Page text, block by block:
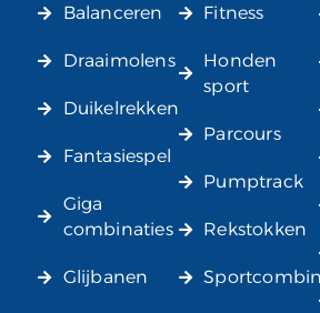
Balanceren
Draaimolens
Duikelrekken
Fantasiespel
Giga
combinaties
Glijbanen
Fitness
Honden
sport
Parcours
Pumptrack
Rekstokken